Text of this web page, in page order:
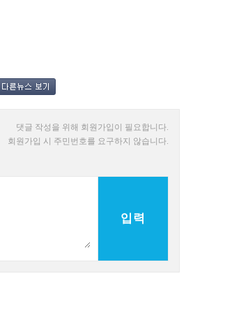
댓글 작성을 위해 회원가입이 필요합니다.
회원가입 시 주민번호를 요구하지 않습니다.
입력